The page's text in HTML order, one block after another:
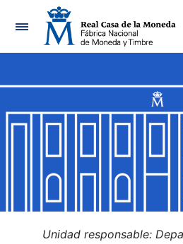
Navegación
Mostrar/Ocultar
Mostrar/Ocultar
Mostrar/Ocultar
Unidad responsable: